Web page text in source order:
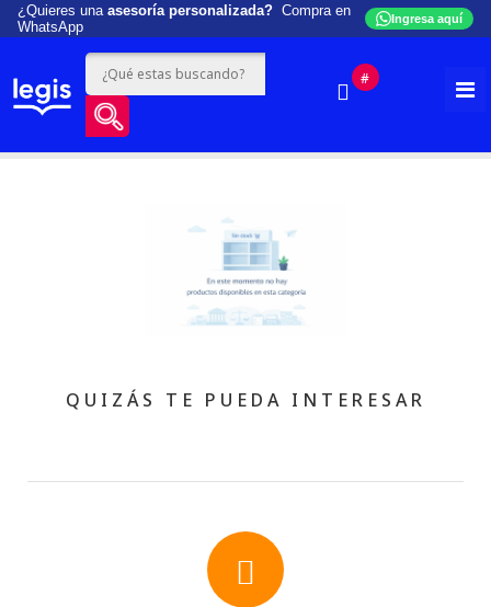
¿Quieres una asesoría personalizada? Compra en
WhatsApp
Ingresa aquí
#
QUIZÁS TE PUEDA INTERESAR